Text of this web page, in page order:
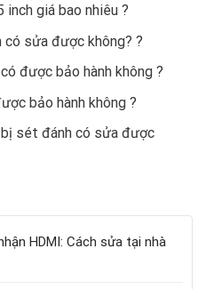
inch giá bao nhiêu ?
có sửa được không? ?
được bảo hành không ?
bảo hành không ?
sét đánh có sửa được
HDMI: Cách sửa tại nhà